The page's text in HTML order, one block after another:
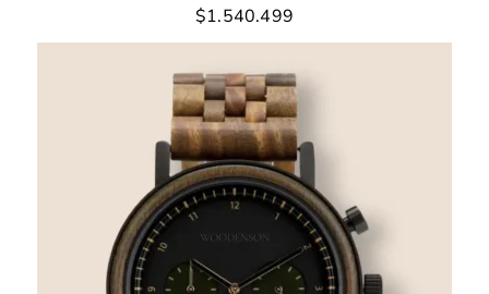
$1.540.499